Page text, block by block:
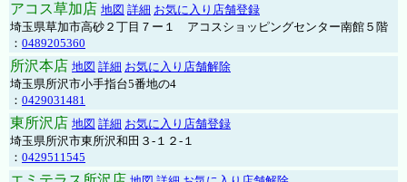
アコス草加店 地図 詳細 お気に入り店舗登録
埼玉県草加市高砂２丁目７ー１ アコスショッピングセンター南館５階
： 0489205360
所沢本店 地図 詳細 お気に入り店舗解除
埼玉県所沢市小手指台5番地の4
： 0429031481
東所沢店 地図 詳細 お気に入り店舗登録
埼玉県所沢市東所沢和田３-１２-１
： 0429511545